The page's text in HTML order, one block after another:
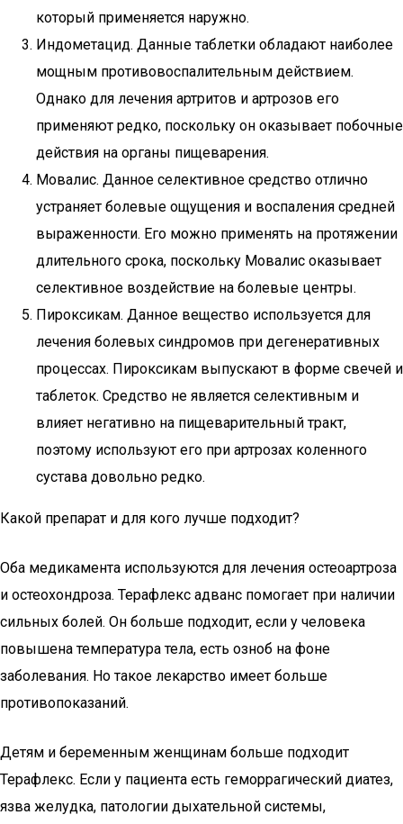
который применяется наружно.
Индометацид. Данные таблетки обладают наиболее
мощным противовоспалительным действием.
Однако для лечения артритов и артрозов его
применяют редко, поскольку он оказывает побочные
действия на органы пищеварения.
Мовалис. Данное селективное средство отлично
устраняет болевые ощущения и воспаления средней
выраженности. Его можно применять на протяжении
длительного срока, поскольку Мовалис оказывает
селективное воздействие на болевые центры.
Пироксикам. Данное вещество используется для
лечения болевых синдромов при дегенеративных
процессах. Пироксикам выпускают в форме свечей и
таблеток. Средство не является селективным и
влияет негативно на пищеварительный тракт,
поэтому используют его при артрозах коленного
сустава довольно редко.
Какой препарат и для кого лучше подходит?
Оба медикамента используются для лечения остеоартроза
и остеохондроза. Терафлекс адванс помогает при наличии
сильных болей. Он больше подходит, если у человека
повышена температура тела, есть озноб на фоне
заболевания. Но такое лекарство имеет больше
противопоказаний.
Детям и беременным женщинам больше подходит
Терафлекс. Если у пациента есть геморрагический диатез,
язва желудка, патологии дыхательной системы,